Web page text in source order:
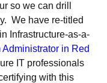
so we can drill
We have re-titled
Infrastructure-as-a-
in Red
IT professionals
with this